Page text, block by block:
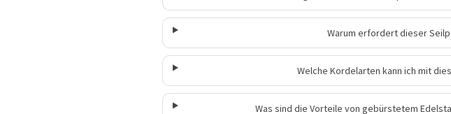
Warum erfordert dieser
Welche Kordelarten kann ich mit
Was sind die Vorteile von gebürstetem